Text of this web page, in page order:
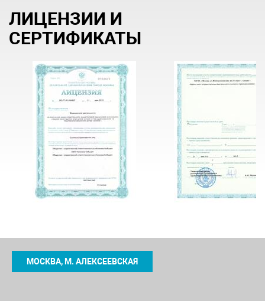
ЛИЦЕНЗИИ И
СЕРТИФИКАТЫ
МОСКВА, М. АЛЕКСЕЕВСКАЯ